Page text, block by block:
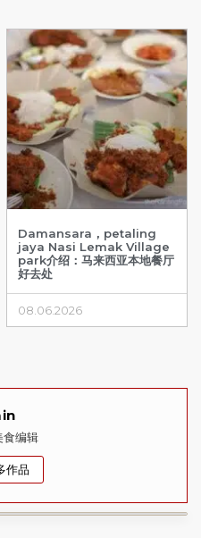
Damansara，petaling
jaya Nasi Lemak Village
park介绍：马来西亚本地餐厅
好去处
08.06.2026
食编辑
作品